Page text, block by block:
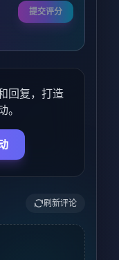
提交评分
回复，打造
刷新评论